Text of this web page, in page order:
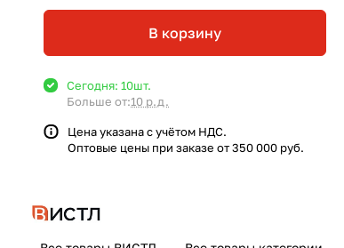
В корзину
Сегодня: 10шт.
Больше от:10 р.д.
Цена указана с учётом НДС.
Оптовые цены при заказе от 350 000 руб.